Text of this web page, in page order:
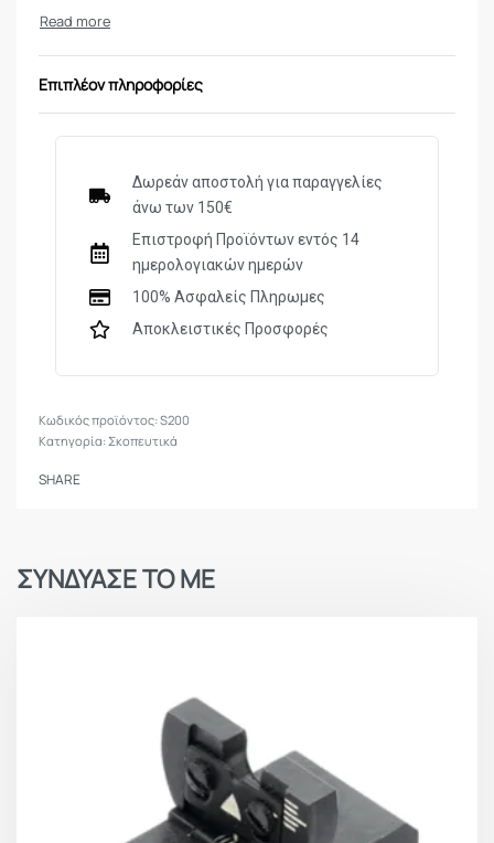
Επιπλέον πληροφορίες
Δωρεάν αποστολή για παραγγελίες
άνω των 150€
Επιστροφή Προϊόντων εντός 14
ημερολογιακών ημερών
100% Ασφαλείς Πληρωμες
Αποκλειστικές Προσφορές
S200
Κατηγορία:Σκοπευτικά
SHARE
ΣΥΝΔΥΑΣΕ ΤΟ ΜΕ